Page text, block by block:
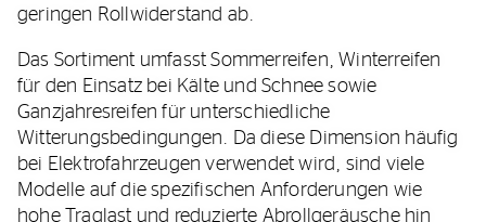
geringen Rollwiderstand ab.
Das Sortiment umfasst Sommerreifen, Winterreifen
für den Einsatz bei Kälte und Schnee sowie
Ganzjahresreifen für unterschiedliche
Witterungsbedingungen. Da diese Dimension häufig
bei Elektrofahrzeugen verwendet wird, sind viele
Modelle auf die spezifischen Anforderungen wie
hohe Traglast und reduzierte Abrollgeräusche hin